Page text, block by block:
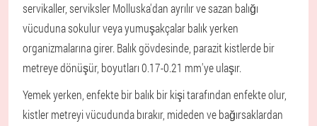
servikaller, serviksler Molluska'dan ayrılır ve sazan balığı
vücuduna sokulur veya yumuşakçalar balık yerken
organizmalarına girer. Balık gövdesinde, parazit kistlerde bir
metreye dönüşür, boyutları 0.17-0.21 mm'ye ulaşır.
Yemek yerken, enfekte bir balık bir kişi tarafından enfekte olur,
kistler metreyi vücudunda bırakır, mideden ve bağırsaklardan